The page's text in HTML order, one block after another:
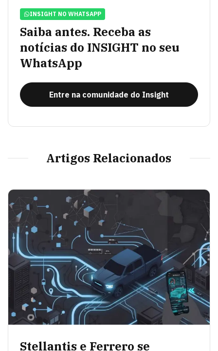
INSIGHT NO WHATSAPP
Saiba antes. Receba as
notícias do INSIGHT no seu
WhatsApp
Entre na comunidade do Insight
Artigos Relacionados
Stellantis e Ferrero se